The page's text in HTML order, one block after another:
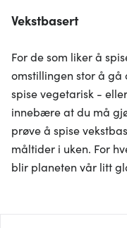
Vekstbasert
For de som liker å
omstillingen stor å gå
spise vegetarisk -
innebære at du må
prøve å spise
måltider i uken. For
blir planeten vår litt